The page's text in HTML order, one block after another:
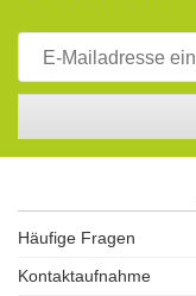
Häufige Fragen
Kontaktaufnahme